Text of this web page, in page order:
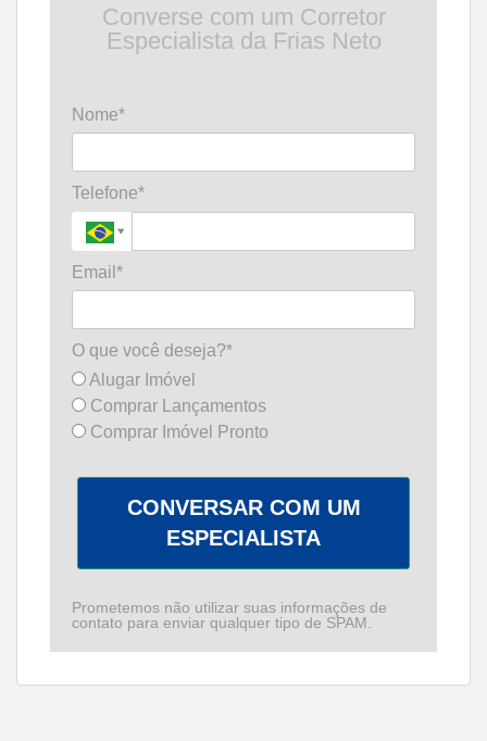
Converse com um Corretor
Especialista da Frias Neto
Nome*
Telefone*
Email*
O que você deseja?*
Alugar Imóvel
Comprar Lançamentos
Comprar Imóvel Pronto
CONVERSAR COM UM
ESPECIALISTA
Prometemos não utilizar suas informações de
contato para enviar qualquer tipo de SPAM.